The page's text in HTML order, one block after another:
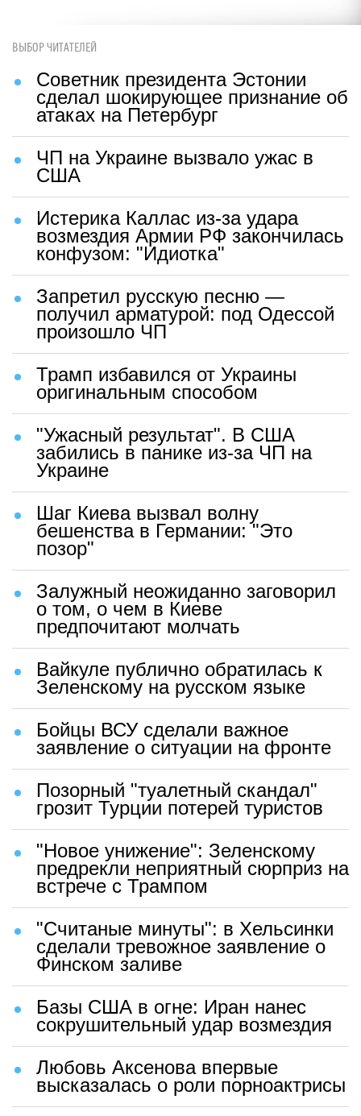
ВЫБОР ЧИТАТЕЛЕЙ
Советник президента Эстонии
сделал шокирующее признание об
атаках на Петербург
ЧП на Украине вызвало ужас в
США
Истерика Каллас из-за удара
возмездия Армии РФ закончилась
конфузом: "Идиотка"
Запретил русскую песню —
получил арматурой: под Одессой
произошло ЧП
Трамп избавился от Украины
оригинальным способом
"Ужасный результат". В США
забились в панике из-за ЧП на
Украине
Шаг Киева вызвал волну
бешенства в Германии: "Это
позор"
Залужный неожиданно заговорил
о том, о чем в Киеве
предпочитают молчать
Вайкуле публично обратилась к
Зеленскому на русском языке
Бойцы ВСУ сделали важное
заявление о ситуации на фронте
Позорный "туалетный скандал"
грозит Турции потерей туристов
"Новое унижение": Зеленскому
предрекли неприятный сюрприз на
встрече с Трампом
"Считаные минуты": в Хельсинки
сделали тревожное заявление о
Финском заливе
Базы США в огне: Иран нанес
сокрушительный удар возмездия
Любовь Аксенова впервые
высказалась о роли порноактрисы